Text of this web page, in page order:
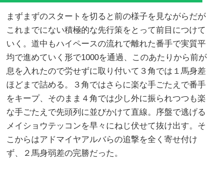
まずまずのスタートを切ると前の様子を見ながらだが
これまでにない積極的な先行策をとって前目につけて
いく。道中もハイペースの流れで離れた番手で実質平
均で進めていく形で1000を通過、このあたりから前が
息を入れたので労せずに取り付いて３角では１馬身差
ほどまで詰める。３角ではさらに楽な手ごたえで番手
をキープ、そのまま４角では少し外に振られつつも楽
な手ごたえで先頭列に並びかけて直線。序盤で逃げる
メイショウテッコンを早々にねじ伏せて抜け出す。そ
こからはアドマイヤアルバらの追撃を全く寄せ付け
ず、２馬身弱差の完勝だった。